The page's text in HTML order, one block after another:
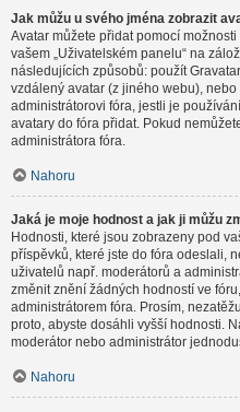
Jak můžu u svého jména zobrazit
Avatar můžete přidat pomocí
vašem „Uživatelském panelu“ na
následujících způsobů: použít
vzdálený avatar (z jiného webu),
administrátorovi fóra, jestli je
avatary do fóra přidat. Pokud
administrátora fóra.
Nahoru
Jaká je moje hodnost a jak ji můžu
Hodnosti, které jsou zobrazeny pod
příspěvků, které jste do fóra odeslali,
uživatelů např. moderátorů a
změnit znění žádných hodností ve
administrátorem fóra. Prosím,
proto, abyste dosáhli vyšší hodnosti.
moderátor nebo administrátor
Nahoru